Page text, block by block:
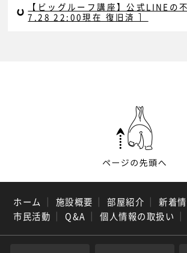
【ビッグルーフ講座】公式LINEの
7.28 22:00現在 復旧済 ］
ホーム ｜ 施設概要 ｜ 部屋紹介 ｜ 新着
市民活動 ｜ Q&A ｜ 個人情報の取扱い ｜